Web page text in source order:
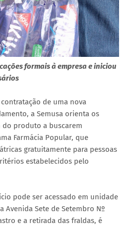
formais à empresa e iniciou
de uma nova
a Semusa orienta os
do produto a buscarem
Farmácia Popular, que
gratuitamente para pessoas
estabelecidos pelo
pode ser acessado em unidade
Avenida Sete de Setembro Nº
e a retirada das fraldas, é